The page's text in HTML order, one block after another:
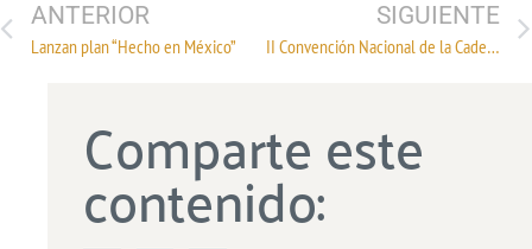
ANTERIOR
Lanzan plan “Hecho en México”
SIGUIENTE
II Convención Nacional de la Cadena Fibra – Textil – Vestido
Comparte este
contenido: